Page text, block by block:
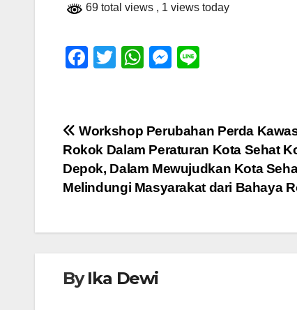
69 total views , 1 views today
F
e
b
o
o
T
er
W
s
A
p
p
M
e
n
g
er
Navigasi
pos
Workshop Perubahan Perda
Rokok Dalam Peraturan Kota Sehat
Depok, Dalam Mewujudkan Kota
Melindungi Masyarakat dari Bahaya
ByIka Dewi